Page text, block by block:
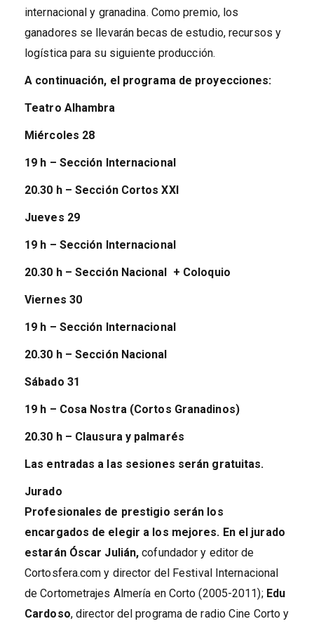
internacional y granadina. Como premio, los
ganadores se llevarán becas de estudio, recursos y
logística para su siguiente producción.
A continuación, el programa de proyecciones:
Teatro Alhambra
Miércoles 28
19 h – Sección Internacional
20.30 h – Sección Cortos XXI
Jueves 29
19 h – Sección Internacional
20.30 h – Sección Nacional + Coloquio
Viernes 30
19 h – Sección Internacional
20.30 h – Sección Nacional
Sábado 31
19 h – Cosa Nostra (Cortos Granadinos)
20.30 h – Clausura y palmarés
Las entradas a las sesiones serán gratuitas.
Jurado
Profesionales de prestigio serán los
encargados de elegir a los mejores. En el jurado
estarán Óscar Julián, cofundador y editor de
Cortosfera.com y director del Festival Internacional
de Cortometrajes Almería en Corto (2005-2011); Edu
Cardoso, director del programa de radio Cine Corto y